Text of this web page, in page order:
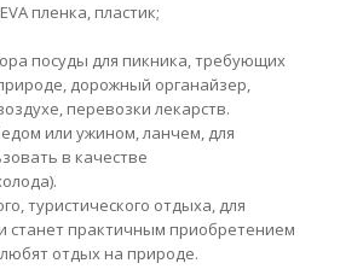
пленка, пластик;
посуды для пикника, требующих
дорожный органайзер,
перевозки лекарств.
или ужином, ланчем, для
в качестве
туристического отдыха, для
станет практичным приобретением
отдых на природе.